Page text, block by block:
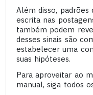
Além disso,
escrita nas
também podem
desses sinais são
estabelecer uma
suas hipóteses.
Para aproveitar ao
manual, siga todos